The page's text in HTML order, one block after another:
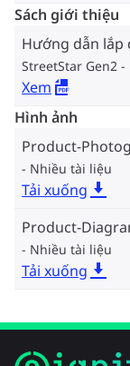
Sách giới thiệu
Hướng dẫn lắp
StreetStar Gen2
Xem
Hình ảnh
Product-
Nhiều tài liệu
Tải xuống
Product-
Nhiều tài liệu
Tải xuống